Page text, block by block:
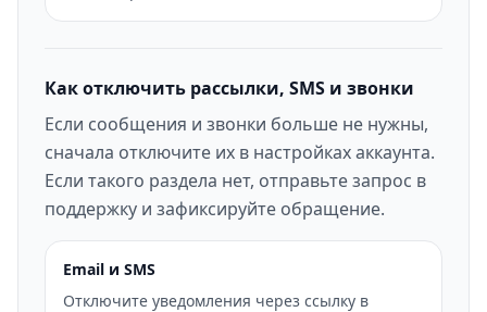
Как отключить рассылки, SMS и звонки
Если сообщения и звонки больше не нужны,
сначала отключите их в настройках аккаунта.
Если такого раздела нет, отправьте запрос в
поддержку и зафиксируйте обращение.
Email и SMS
Отключите уведомления через ссылку в